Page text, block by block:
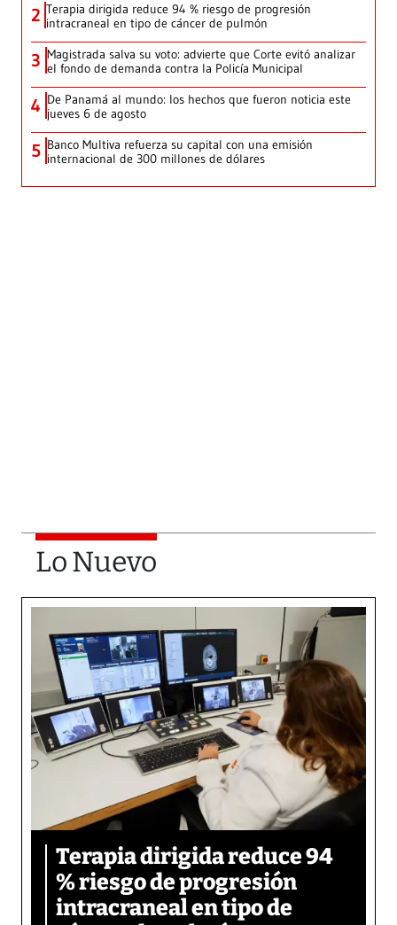
2 Terapia dirigida reduce 94 % riesgo de progresión
intracraneal en tipo de cáncer de pulmón
3 Magistrada salva su voto: advierte que Corte evitó analizar
el fondo de demanda contra la Policía Municipal
4 De Panamá al mundo: los hechos que fueron noticia este
jueves 6 de agosto
5 Banco Multiva refuerza su capital con una emisión
internacional de 300 millones de dólares
Lo Nuevo
Terapia dirigida reduce 94
% riesgo de progresión
intracraneal en tipo de